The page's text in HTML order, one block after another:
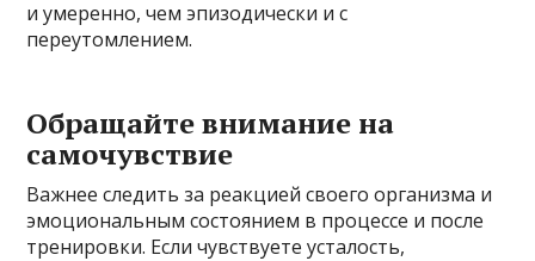
и умеренно, чем эпизодически и с
переутомлением.
Обращайте внимание на
самочувствие
Важнее следить за реакцией своего организма и
эмоциональным состоянием в процессе и после
тренировки. Если чувствуете усталость,